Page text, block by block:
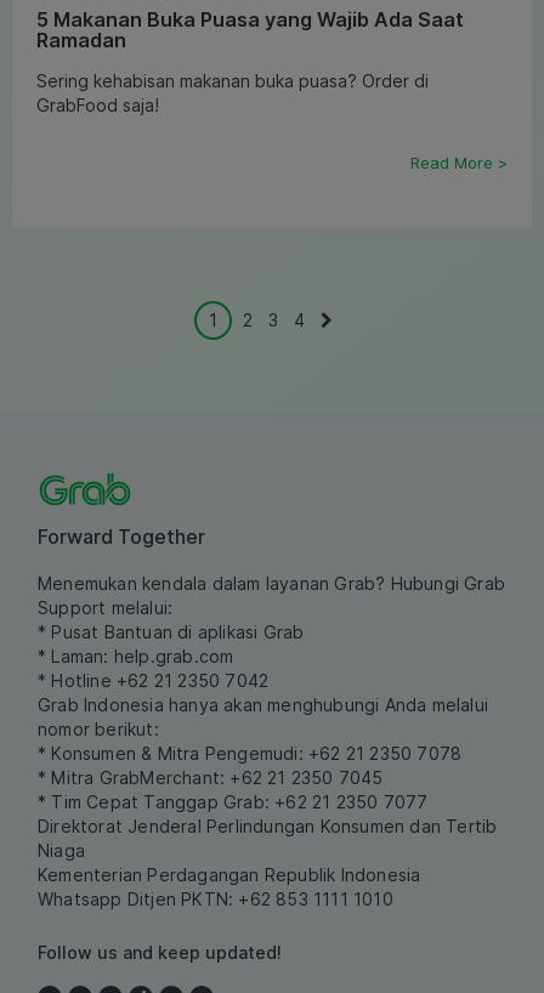
5 Makanan Buka Puasa yang Wajib Ada Saat
Ramadan
Sering kehabisan makanan buka puasa? Order di
GrabFood saja!
Read More >
1 2 3 4
Forward Together
Menemukan kendala dalam layanan Grab? Hubungi Grab
Support melalui:
* Pusat Bantuan di aplikasi Grab
* Laman: help.grab.com
* Hotline +62 21 2350 7042
Grab Indonesia hanya akan menghubungi Anda melalui
nomor berikut:
* Konsumen & Mitra Pengemudi: +62 21 2350 7078
* Mitra GrabMerchant: +62 21 2350 7045
* Tim Cepat Tanggap Grab: +62 21 2350 7077
Direktorat Jenderal Perlindungan Konsumen dan Tertib
Niaga
Kementerian Perdagangan Republik Indonesia
Whatsapp Ditjen PKTN: +62 853 1111 1010
Follow us and keep updated!